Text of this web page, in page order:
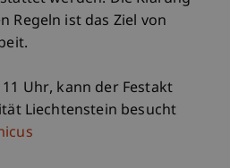
Regeln ist das Ziel von
Uhr, kann der Festakt
Liechtenstein besucht